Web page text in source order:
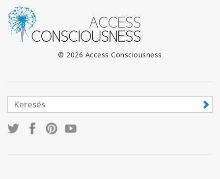
© 2026 Access Consciousness